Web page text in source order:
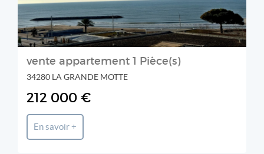
vente appartement 1 Pièce(s)
34280 LA GRANDE MOTTE
212 000 €
En savoir +